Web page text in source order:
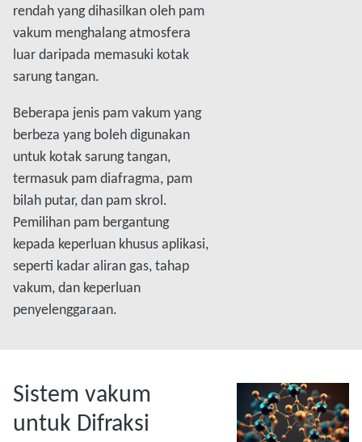
rendah yang dihasilkan oleh pam
vakum menghalang atmosfera
luar daripada memasuki kotak
sarung tangan.
Beberapa jenis pam vakum yang
berbeza yang boleh digunakan
untuk kotak sarung tangan,
termasuk pam diafragma, pam
bilah putar, dan pam skrol.
Pemilihan pam bergantung
kepada keperluan khusus aplikasi,
seperti kadar aliran gas, tahap
vakum, dan keperluan
penyelenggaraan.
Sistem vakum
untuk Difraksi